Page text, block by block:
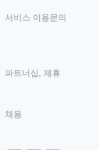
서비스 이용문의
파트너십, 제휴
채용